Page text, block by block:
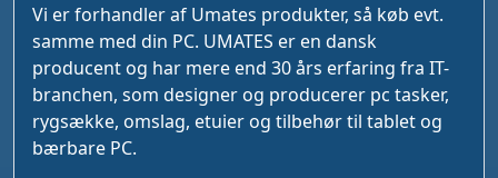
Vi er forhandler af Umates produkter, så køb evt.
samme med din PC. UMATES er en dansk
producent og har mere end 30 års erfaring fra IT-
branchen, som designer og producerer pc tasker,
rygsække, omslag, etuier og tilbehør til tablet og
bærbare PC.